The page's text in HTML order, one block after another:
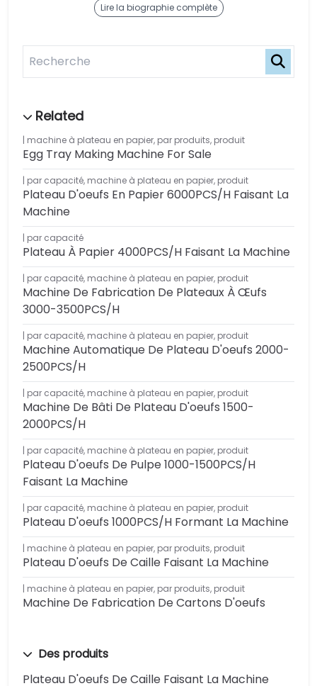
Lire la biographie complète
machine à plateau en papier, par produits, produit
Egg Tray Making Machine For Sale
par capacité, machine à plateau en papier, produit
Plateau D'oeufs En Papier 6000PCS/H Faisant La
Machine
par capacité
Plateau À Papier 4000PCS/H Faisant La Machine
par capacité, machine à plateau en papier, produit
Machine De Fabrication De Plateaux À Œufs
3000-3500PCS/H
par capacité, machine à plateau en papier, produit
Machine Automatique De Plateau D'oeufs 2000-
2500PCS/H
par capacité, machine à plateau en papier, produit
Machine De Bâti De Plateau D'oeufs 1500-
2000PCS/H
par capacité, machine à plateau en papier, produit
Plateau D'oeufs De Pulpe 1000-1500PCS/H
Faisant La Machine
par capacité, machine à plateau en papier, produit
Plateau D'oeufs 1000PCS/H Formant La Machine
machine à plateau en papier, par produits, produit
Plateau D'oeufs De Caille Faisant La Machine
machine à plateau en papier, par produits, produit
Machine De Fabrication De Cartons D'oeufs
Des produits
Plateau D'oeufs De Caille Faisant La Machine